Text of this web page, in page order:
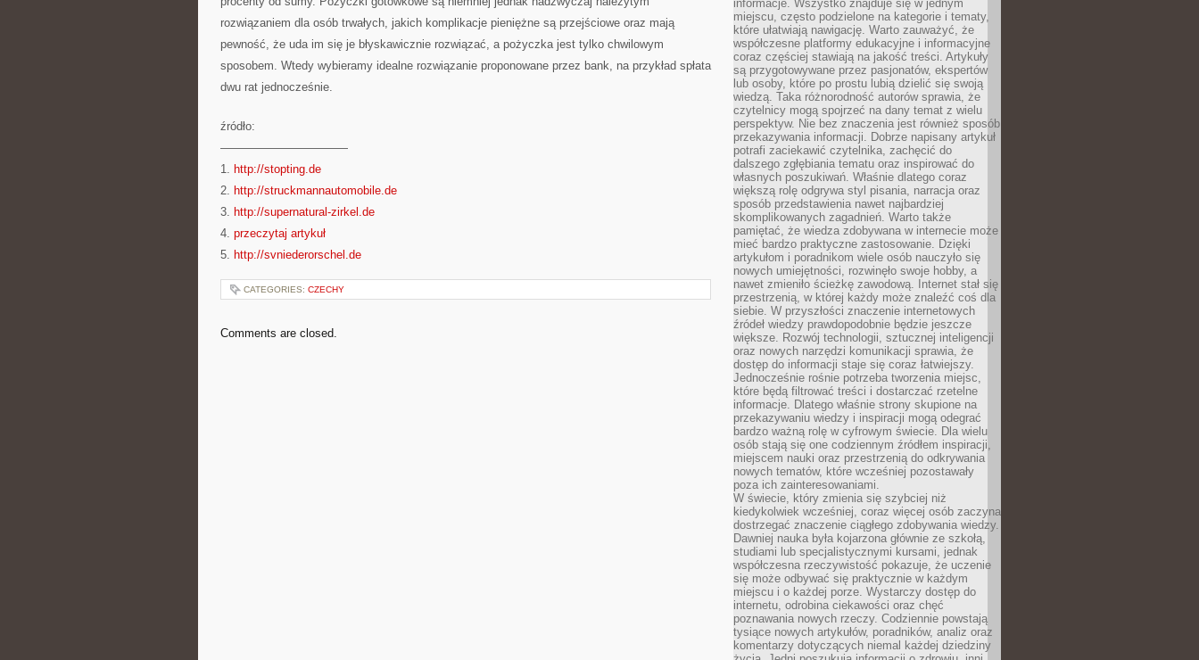
rozwiązaniem dla osób trwałych, jakich komplikacje pieniężne są przejściowe oraz mają
pewność, że uda im się je błyskawicznie rozwiązać, a pożyczka jest tylko chwilowym
sposobem. Wtedy wybieramy idealne rozwiązanie proponowane przez bank, na przykład spłata
dwu rat jednocześnie.
źródło:
———————————
1. http://stopting.de
2. http://struckmannautomobile.de
3. http://supernatural-zirkel.de
4. przeczytaj artykuł
5. http://svniederorschel.de
CATEGORIES: CZECHY
Comments are closed.
informacje. Wszystko znajduje się w jednym
miejscu, często podzielone na kategorie i tematy,
które ułatwiają nawigację. Warto zauważyć, że
współczesne platformy edukacyjne i informacyjne
coraz częściej stawiają na jakość treści. Artykuły
są przygotowywane przez pasjonatów, ekspertów
lub osoby, które po prostu lubią dzielić się swoją
wiedzą. Taka różnorodność autorów sprawia, że
czytelnicy mogą spojrzeć na dany temat z wielu
perspektyw. Nie bez znaczenia jest również sposób
przekazywania informacji. Dobrze napisany artykuł
potrafi zaciekawić czytelnika, zachęcić do
dalszego zgłębiania tematu oraz inspirować do
własnych poszukiwań. Właśnie dlatego coraz
większą rolę odgrywa styl pisania, narracja oraz
sposób przedstawienia nawet najbardziej
skomplikowanych zagadnień. Warto także
pamiętać, że wiedza zdobywana w internecie może
mieć bardzo praktyczne zastosowanie. Dzięki
artykułom i poradnikom wiele osób nauczyło się
nowych umiejętności, rozwinęło swoje hobby, a
nawet zmieniło ścieżkę zawodową. Internet stał się
przestrzenią, w której każdy może znaleźć coś dla
siebie. W przyszłości znaczenie internetowych
źródeł wiedzy prawdopodobnie będzie jeszcze
większe. Rozwój technologii, sztucznej inteligencji
oraz nowych narzędzi komunikacji sprawia, że
dostęp do informacji staje się coraz łatwiejszy.
Jednocześnie rośnie potrzeba tworzenia miejsc,
które będą filtrować treści i dostarczać rzetelne
informacje. Dlatego właśnie strony skupione na
przekazywaniu wiedzy i inspiracji mogą odegrać
bardzo ważną rolę w cyfrowym świecie. Dla wielu
osób stają się one codziennym źródłem inspiracji,
miejscem nauki oraz przestrzenią do odkrywania
nowych tematów, które wcześniej pozostawały
poza ich zainteresowaniami.
W świecie, który zmienia się szybciej niż
kiedykolwiek wcześniej, coraz więcej osób zaczyna
dostrzegać znaczenie ciągłego zdobywania wiedzy.
Dawniej nauka była kojarzona głównie ze szkołą,
studiami lub specjalistycznymi kursami, jednak
współczesna rzeczywistość pokazuje, że uczenie
się może odbywać się praktycznie w każdym
miejscu i o każdej porze. Wystarczy dostęp do
internetu, odrobina ciekawości oraz chęć
poznawania nowych rzeczy. Codziennie powstają
tysiące nowych artykułów, poradników, analiz oraz
komentarzy dotyczących niemal każdej dziedziny